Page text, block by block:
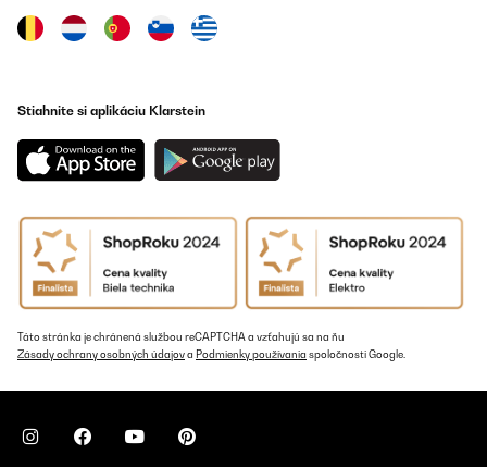
Stiahnite si aplikáciu Klarstein
Táto stránka je chránená službou reCAPTCHA a vzťahujú sa na ňu
Zásady ochrany osobných údajova Podmienky používania spoločnosti Google.